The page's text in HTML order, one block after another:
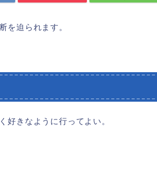
を迫られます。
好きなように行ってよい。